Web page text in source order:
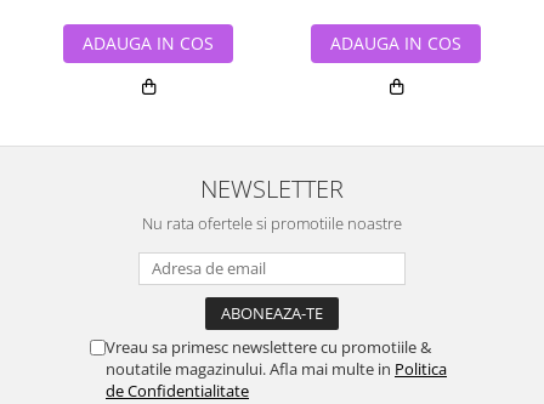
ADAUGA IN COS ADAUGA IN COS
NEWSLETTER
Nu rata ofertele si promotiile noastre
Vreau sa primesc newslettere cu promotiile &
noutatile magazinului. Afla mai multe in Politica
de Confidentialitate